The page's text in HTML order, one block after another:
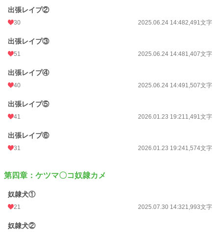
出張レイプ②
30 2025.06.24 14:482,491文字
出張レイプ③
51 2025.06.24 14:481,407文字
出張レイプ④
40 2025.06.24 14:491,507文字
出張レイプ⑤
41 2026.01.23 19:211,491文字
出張レイプ⑥
31 2026.01.23 19:241,574文字
第四章：ケツマ〇コ奴隷カメ
奴隷犬①
21 2025.07.30 14:321,993文字
奴隷犬②